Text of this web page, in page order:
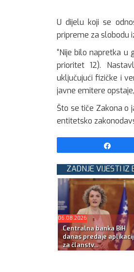
U dijelu koji se
pripreme za slobodu
“Nije bilo napretka u
prioritet 12).
uključujući fizičke i
javne emitere
Što se tiče Zakona o
entitetsko
ZADNJE VIJESTI IZ
06.08.2026
Centralna banka BiH
danas predaje
za članstv...